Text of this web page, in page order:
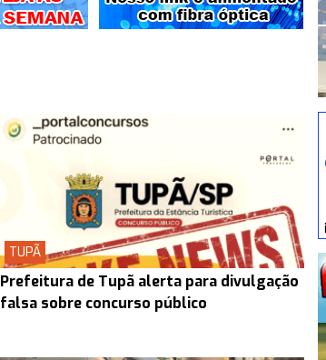
TUPÃ
Prefeitura de Tupã alerta para divulgação
falsa sobre concurso público